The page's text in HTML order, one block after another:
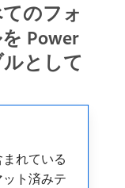
のフォ
Power
として
れている
ト済みテ